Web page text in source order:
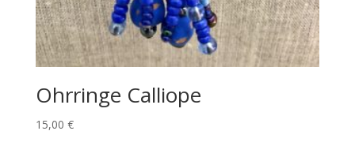
Ohrringe Calliope
15,00 €